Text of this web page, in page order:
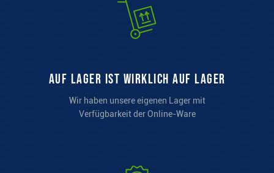
auf Lager ist wirklich auf Lager
Wir haben unsere eigenen Lager mit
Verfügbarkeit der Online-Ware